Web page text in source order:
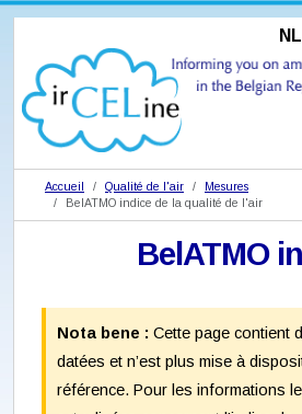
NL
Accueil Qualité de l'air
Mesures
BelATMO indice de la qualité de l'air
BelATMO
Nota bene : Cette page contient
datées et n’est plus mise à
référence. Pour les informations